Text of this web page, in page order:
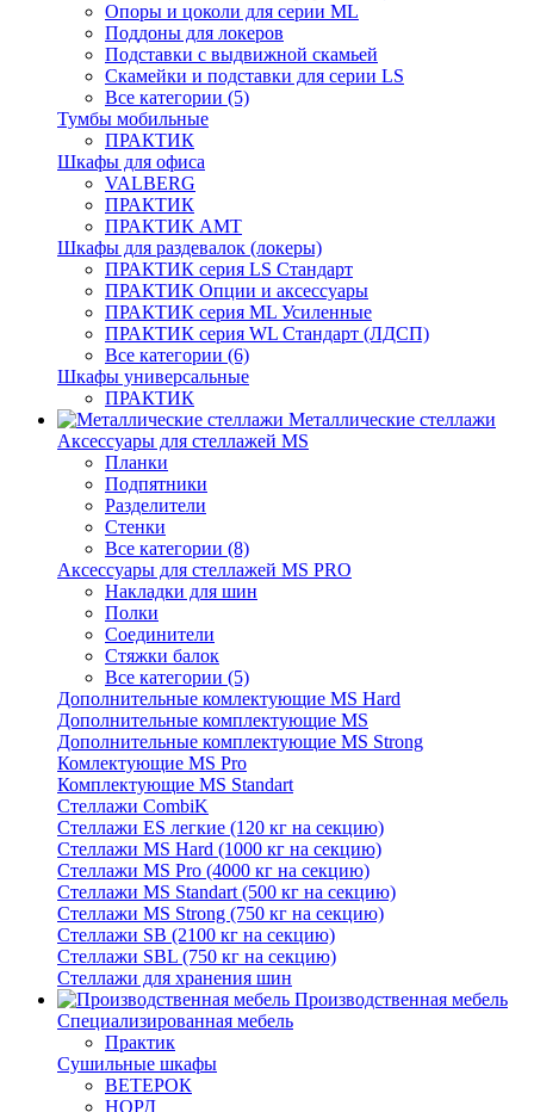
Опоры и цоколи для серии ML
Поддоны для локеров
Подставки с выдвижной скамьей
Скамейки и подставки для серии LS
Все категории (5)
Тумбы мобильные
ПРАКТИК
Шкафы для офиса
VALBERG
ПРАКТИК
ПРАКТИК AMT
Шкафы для раздевалок (локеры)
ПРАКТИК cерия LS Стандарт
ПРАКТИК Опции и аксессуары
ПРАКТИК серия ML Усиленные
ПРАКТИК серия WL Стандарт (ЛДСП)
Все категории (6)
Шкафы универсальные
ПРАКТИК
Металлические стеллажи
Аксессуары для стеллажей MS
Планки
Подпятники
Разделители
Стенки
Все категории (8)
Аксессуары для стеллажей MS PRO
Накладки для шин
Полки
Соединители
Стяжки балок
Все категории (5)
Дополнительные комлектующие MS Hard
Дополнительные комплектующие MS
Дополнительные комплектующие MS Strong
Комлектующие MS Pro
Комплектующие MS Standart
Стеллажи CombiK
Стеллажи ES легкие (120 кг на секцию)
Стеллажи MS Hard (1000 кг на секцию)
Стеллажи MS Pro (4000 кг на секцию)
Стеллажи MS Standart (500 кг на секцию)
Стеллажи MS Strong (750 кг на секцию)
Стеллажи SB (2100 кг на секцию)
Стеллажи SBL (750 кг на секцию)
Стеллажи для хранения шин
Производственная мебель
Cпециализированная мебель
Практик
Cушильные шкафы
ВЕТЕРОК
НОРД